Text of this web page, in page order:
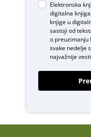
Elektronska
digitalna
knjige u
sastoji od
o preuzimanju
svake nedelje
najvažnije